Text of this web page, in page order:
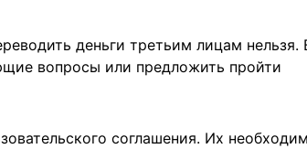
деньги третьим лицам нельзя.
вопросы или предложить пройти
соглашения. Их